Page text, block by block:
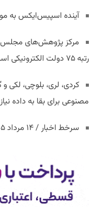
آینده اسپیس‌ایکس به
مرکز پژوهش‌های مجلس:
رتبه ۷۵ دولت الکترونیکی است
کردی، لری، بلوچی، لکی
مصنوعی برای بقا به داده
سرخط اخبار / ۱۴ مرداد ۱۴۰۵